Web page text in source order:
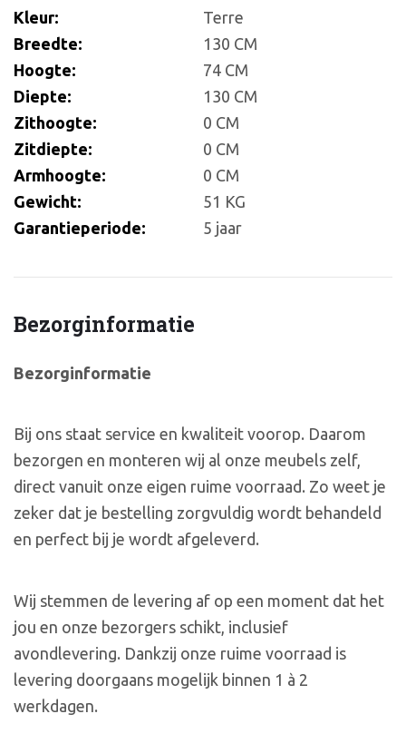
Kleur:
Terre
Breedte:
130 CM
Hoogte:
74 CM
Diepte:
130 CM
Zithoogte:
0 CM
Zitdiepte:
0 CM
Armhoogte:
0 CM
Gewicht:
51 KG
Garantieperiode:
5 jaar
Bezorginformatie
Bezorginformatie
Bij ons staat service en kwaliteit voorop. Daarom
bezorgen en monteren wij al onze meubels zelf,
direct vanuit onze eigen ruime voorraad. Zo weet je
zeker dat je bestelling zorgvuldig wordt behandeld
en perfect bij je wordt afgeleverd.
Wij stemmen de levering af op een moment dat het
jou en onze bezorgers schikt, inclusief
avondlevering. Dankzij onze ruime voorraad is
levering doorgaans mogelijk binnen 1 à 2
werkdagen.